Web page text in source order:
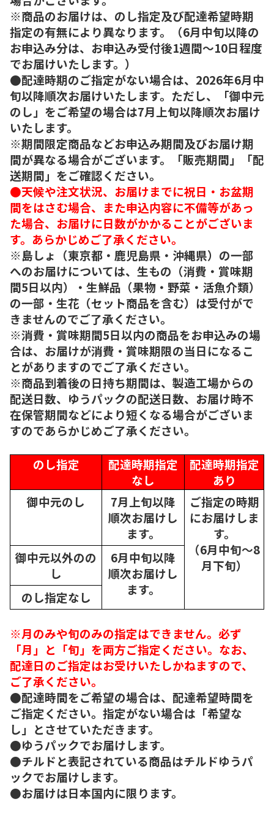
※商品のお届けは、のし指定及び配達希望時期
指定の有無により異なります。（6月中旬以降の
お申込み分は、お申込み受付後1週間～10日程度
でお届けいたします。）
●配達時期のご指定がない場合は、2026年6月中
旬以降順次お届けいたします。ただし、「御中元
のし」をご希望の場合は7月上旬以降順次お届け
いたします。
※期間限定商品などお申込み期間及びお届け期
間が異なる場合がございます。「販売期間」「配
送期間」をご確認ください。
●天候や注文状況、お届けまでに祝日・お盆期
間をはさむ場合、また申込内容に不備等があっ
た場合、お届けに日数がかかることがございま
す。あらかじめご了承ください。
※島しょ（東京都・鹿児島県・沖縄県）の一部
へのお届けについては、生もの（消費・賞味期
間5日以内）・生鮮品（果物・野菜・活魚介類）
の一部・生花（セット商品を含む）は受付がで
きませんのでご了承ください。
※消費・賞味期間5日以内の商品をお申込みの場
合は、お届けが消費・賞味期限の当日になるこ
とがありますのでご了承ください。
※商品到着後の日持ち期間は、製造工場からの
配送日数、ゆうパックの配送日数、お届け時不
在保管期間などにより短くなる場合がございま
すのであらかじめご了承ください。
のし指定
配達時期指定
なし
配達時期指定
あり
御中元のし
7月上旬以降
順次お届けし
ます。
ご指定の時期
にお届けしま
す。
（6月中旬～8
月下旬）
御中元以外のの
し
6月中旬以降
順次お届けし
ます。
のし指定なし
※月のみや旬のみの指定はできません。必ず
「月」と「旬」を両方ご指定ください。なお、
配達日のご指定はお受けいたしかねますので、
ご了承ください。
●配達時間をご希望の場合は、配達希望時間を
ご指定ください。指定がない場合は「希望な
し」とさせていただきます。
●ゆうパックでお届けします。
●チルドと表記されている商品はチルドゆうパ
ックでお届けします。
●お届けは日本国内に限ります。